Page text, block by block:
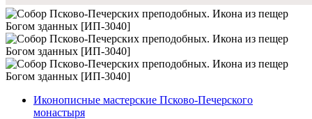
Иконописные мастерские Псково-Печерского
монастыря